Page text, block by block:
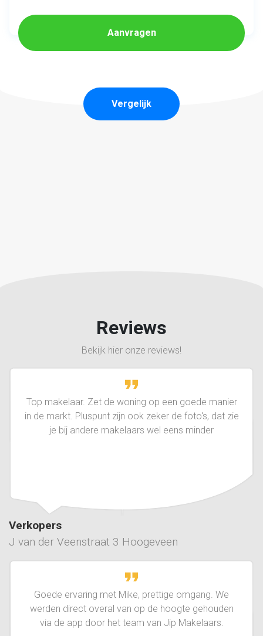
Aanvragen
Vergelijk
Reviews
Bekijk hier onze reviews!
Top makelaar. Zet de woning op een goede manier
in de markt. Pluspunt zijn ook zeker de foto's, dat zie
je bij andere makelaars wel eens minder
Verkopers
J van der Veenstraat 3 Hoogeveen
Goede ervaring met Mike, prettige omgang. We
werden direct overal van op de hoogte gehouden
via de app door het team van Jip Makelaars.